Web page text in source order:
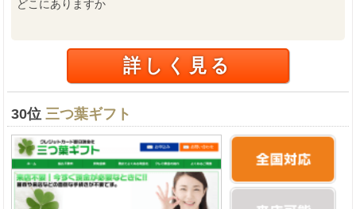
どこにありますか
詳しく見る
30位 三つ葉ギフト